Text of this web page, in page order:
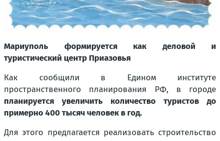
Мариуполь формируется как деловой и
туристический центр Приазовья
Как сообщили в Едином институте
пространственного планирования РФ, в городе
планируется увеличить количество туристов до
примерно 400 тысяч человек в год.
Для этого предлагается реализовать строительство